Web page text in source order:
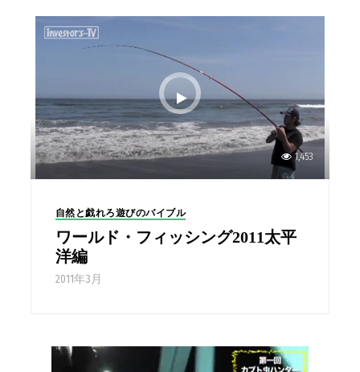
1,453
自然と戯れろ遊びのバイブル
ワールド・フィッシング2011太平
洋編
2011年3月